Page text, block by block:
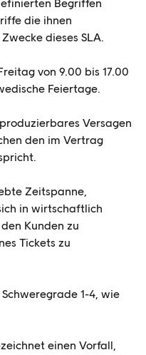
Begriffen
die ihnen
dieses SLA.
von 9.00 bis 17.00
Feiertage.
Versagen
den im Vertrag
Zeitspanne,
in wirtschaftlich
Kunden zu
Tickets zu
1-4, wie
einen Vorfall,